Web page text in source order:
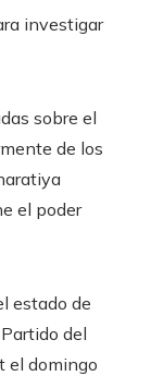
investigar
sobre el
de los
el poder
estado de
del
el domingo